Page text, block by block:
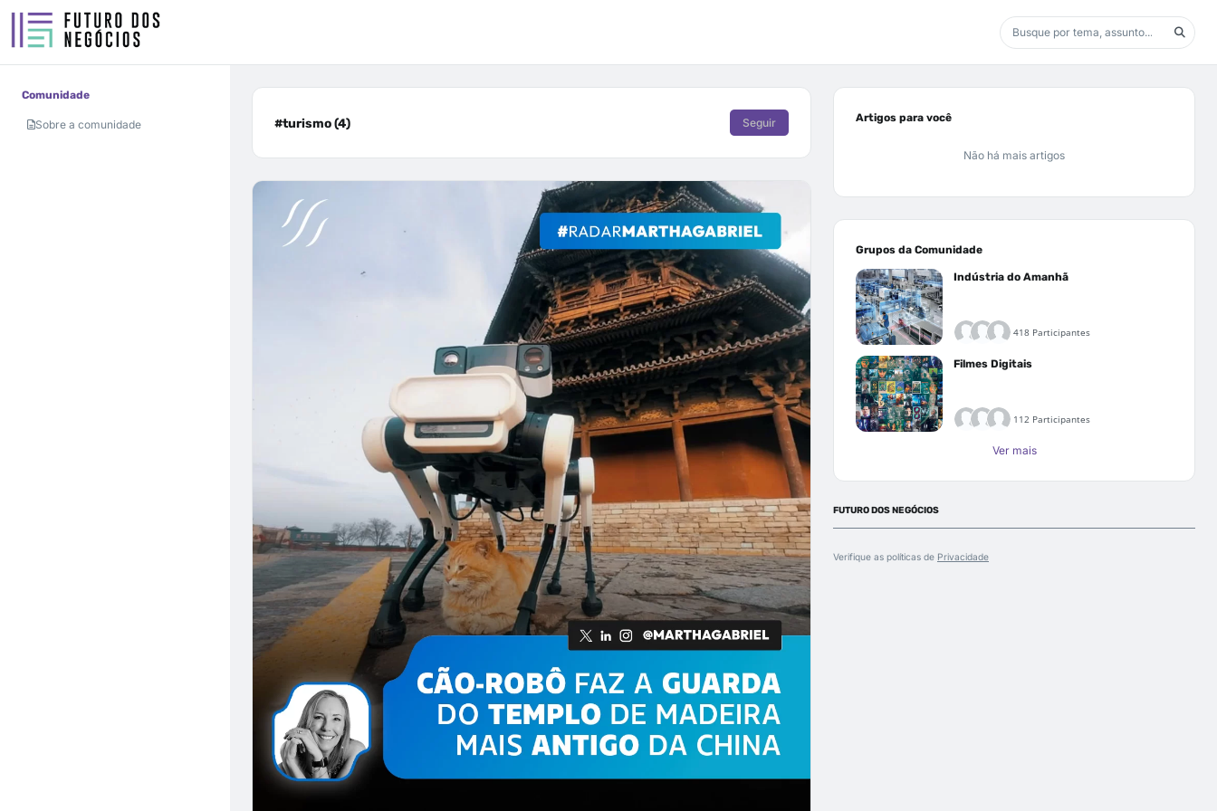
Comunidade
Sobre a comunidade #turismo (4) Seguir Artigos para você
Não há mais artigos
Grupos da Comunidade
Indústria do Amanhã
418 Participantes
Filmes Digitais
112 Participantes
Ver mais
FUTURO DOS NEGÓCIOS
Verifique as políticas de Privacidade